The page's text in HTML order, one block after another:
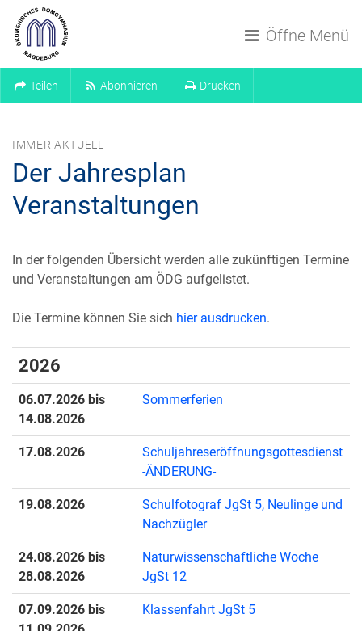
Öffne Menü
Teilen Abonnieren Drucken
IMMER AKTUELL
Der Jahresplan
Veranstaltungen
In der folgenden Übersicht werden alle zukünftigen Termine
und Veranstaltungen am ÖDG aufgelistet.
Die Termine können Sie sich hier ausdrucken.
2026
06.07.2026 bis
14.08.2026
Sommerferien
17.08.2026
Schuljahreseröffnungsgottesdienst
-ÄNDERUNG-
19.08.2026
Schulfotograf JgSt 5, Neulinge und
Nachzügler
24.08.2026 bis
28.08.2026
Naturwissenschaftliche Woche
JgSt 12
07.09.2026 bis
Klassenfahrt JgSt 5